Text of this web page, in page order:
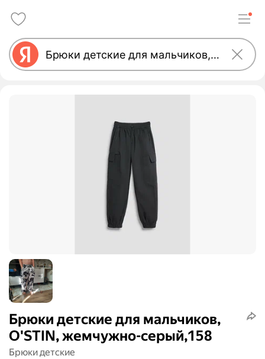
Брюки детские для мальчиков,
O'STIN, жемчужно-серый,158
Брюки детские